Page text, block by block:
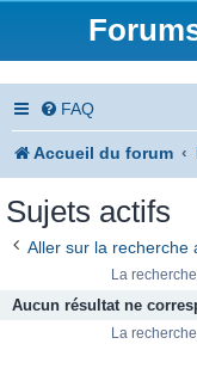
FAQ
Accueil du forum
Sujets actifs
Aller sur la recherche
La
Aucun résultat ne
La